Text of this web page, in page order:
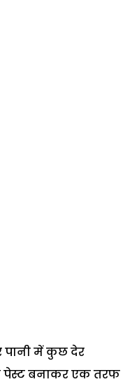
पानी में कुछ देर
पेस्ट बनाकर एक तरफ